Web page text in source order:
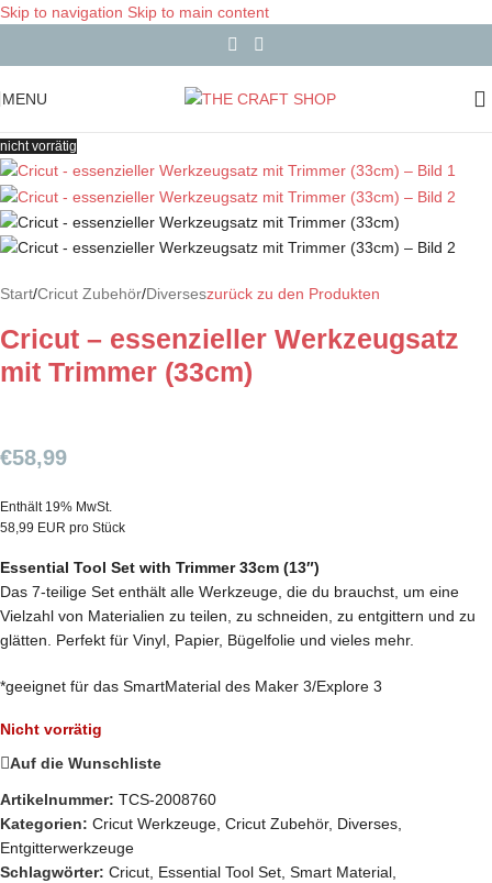
Skip to navigation Skip to main content
MENU
nicht vorrätig
Start/Cricut Zubehör/Diverseszurück zu den Produkten
Cricut – essenzieller Werkzeugsatz
mit Trimmer (33cm)
€58,99
Enthält 19% MwSt.
58,99 EUR pro Stück
Essential Tool Set with Trimmer 33cm (13″)
Das 7-teilige Set enthält alle Werkzeuge, die du brauchst, um eine
Vielzahl von Materialien zu teilen, zu schneiden, zu entgittern und zu
glätten. Perfekt für Vinyl, Papier, Bügelfolie und vieles mehr.
*geeignet für das SmartMaterial des Maker 3/Explore 3
Nicht vorrätig
Auf die Wunschliste
Artikelnummer: TCS-2008760
Kategorien: Cricut Werkzeuge Cricut Zubehör, Diverses
Entgitterwerkzeuge
Schlagwörter: Cricut Essential Tool Set Smart Material